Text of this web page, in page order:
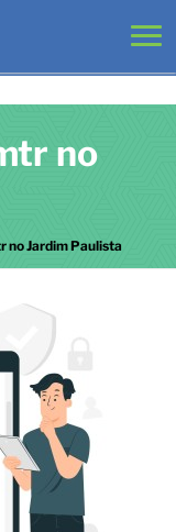
no
no Jardim Paulista